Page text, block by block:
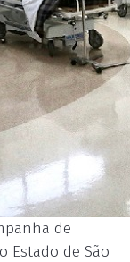
de
Estado de São